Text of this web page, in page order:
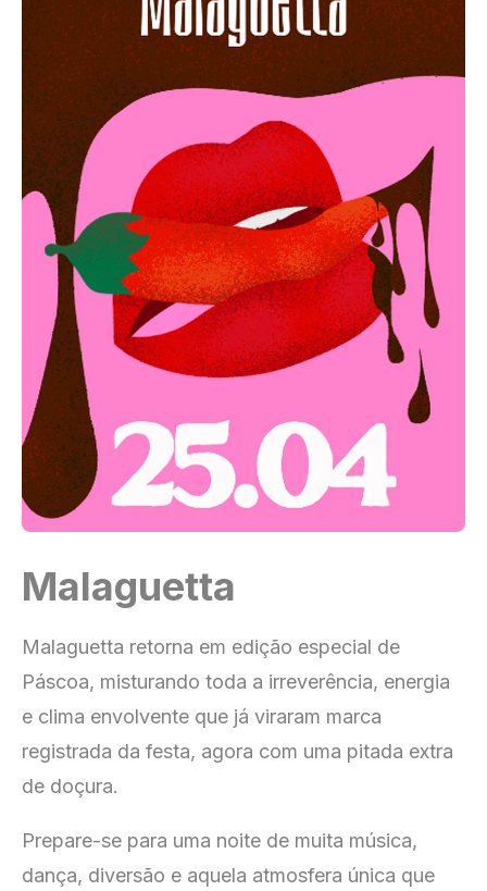
Malaguetta
Malaguetta retorna em edição especial de
Páscoa, misturando toda a irreverência, energia
e clima envolvente que já viraram marca
registrada da festa, agora com uma pitada extra
de doçura.
Prepare-se para uma noite de muita música,
dança, diversão e aquela atmosfera única que